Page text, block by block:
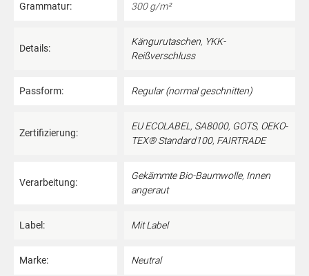
Grammatur: 300 g/m²
Details:
Kängurutaschen, YKK-
Reißverschluss
Passform: Regular (normal geschnitten)
Zertifizierung:
EU ECOLABEL, SA8000, GOTS, OEKO-
TEX® Standard100, FAIRTRADE
Verarbeitung:
Gekämmte Bio-Baumwolle, Innen
angeraut
Label: Mit Label
Marke: Neutral